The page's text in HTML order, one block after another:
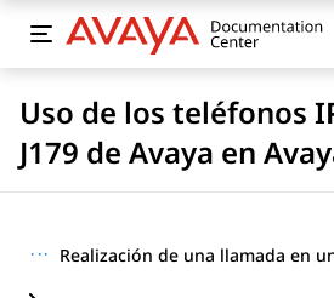
Uso de los teléfonos
J179 de Avaya en
···